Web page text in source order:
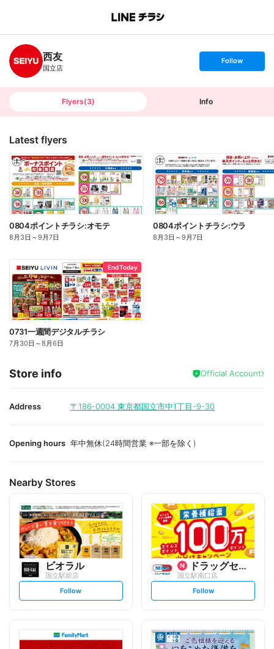
B
n
c
h
T
西友
国立店
s
t
o
Follow
Flyers(3) Info
Latest flyers
0804ポイントチラシ:オモテ
8月3日 ～9月7日
0804ポイントチラシ:ウラ
8月3日 ～9月7日
End Today
0731一週間デジタルチラシ
7月30日 ～8月6日
Store info Official Account
Address 〒186-0004 東京都国立市中1丁目-9-30
Opening hours 年中無休(24時間営業 ※一部を除く)
Nearby Stores
ビオラル
国立駅前店
s
t
o
Follow
ドラッグセイムス
国立駅南口店
s
t
l
o
w
Follow